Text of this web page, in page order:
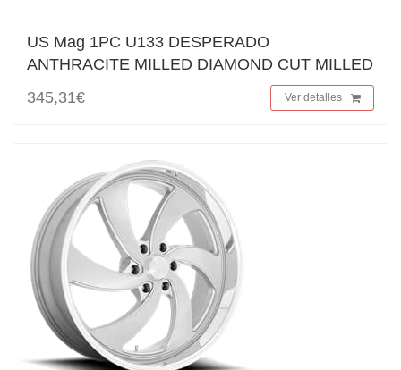
US Mag 1PC U133 DESPERADO
ANTHRACITE MILLED DIAMOND CUT MILLED
345,31€
Ver detalles